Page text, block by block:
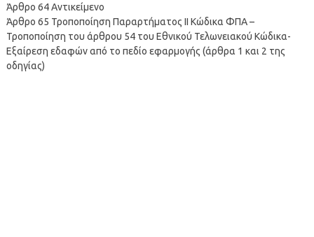
Άρθρο 64 Αντικείμενο
Άρθρο 65 Τροποποίηση Παραρτήματος II Κώδικα ΦΠΑ –
Τροποποίηση του άρθρου 54 του Εθνικού Τελωνειακού Κώδικα-
Εξαίρεση εδαφών από το πεδίο εφαρμογής (άρθρα 1 και 2 της
οδηγίας)